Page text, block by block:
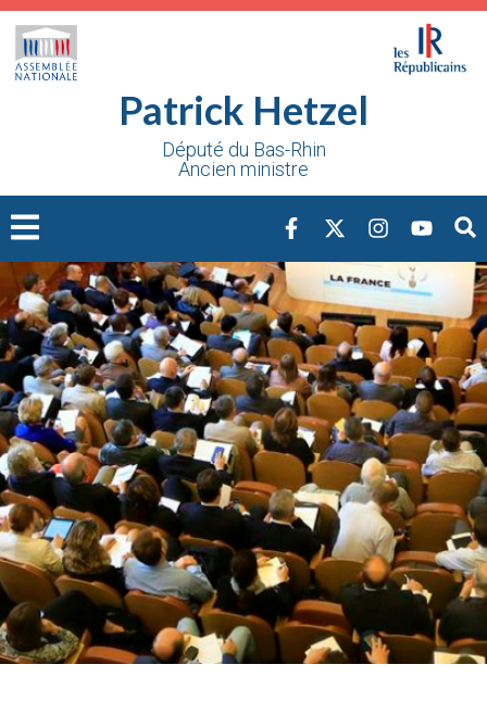
Patrick Hetzel
Député du Bas-Rhin
Ancien ministre
Cookies management panel